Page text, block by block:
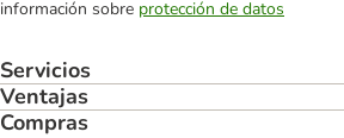
información sobre protección de datos
Servicios
Ventajas
Compras